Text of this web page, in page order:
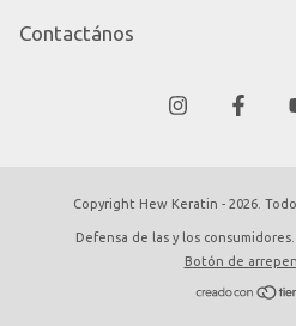
Contactános
Copyright Hew Keratin - 2026.
Defensa de las y los consumidores.
Botón de